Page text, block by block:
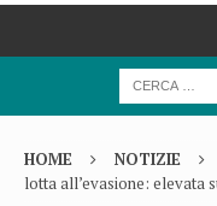
HOME NOTIZIE
lotta all’evasione: elevata